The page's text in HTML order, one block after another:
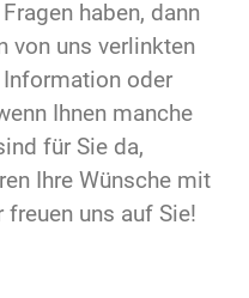
haben, dann
von uns verlinkten
oder
Ihnen manche
für Sie da,
Ihre Wünsche mit
freuen uns auf Sie!